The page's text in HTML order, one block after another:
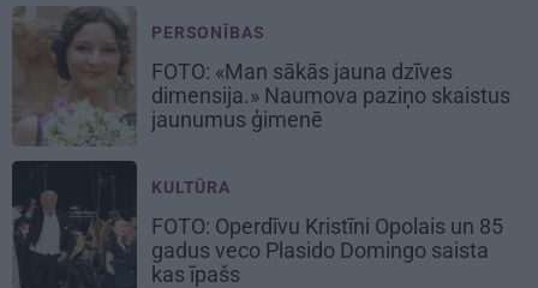
PERSONĪBAS
FOTO: «Man sākās jauna dzīves
dimensija.» Naumova paziņo skaistus
jaunumus ģimenē
KULTŪRA
FOTO: Operdīvu Kristīni Opolais un 85
gadus veco Plasido Domingo saista
kas īpašs